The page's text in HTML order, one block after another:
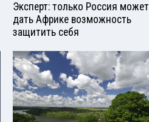
Эксперт: только Россия может
дать Африке возможность
защитить себя